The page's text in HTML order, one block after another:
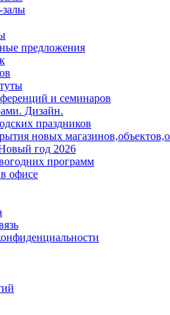
предложения
и семинаров
Дизайн.
праздников
новых
год 2026
программ
офисе